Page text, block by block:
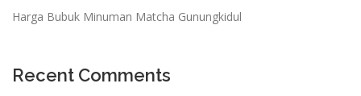
Harga Bubuk Minuman Matcha Gunungkidul
Recent Comments